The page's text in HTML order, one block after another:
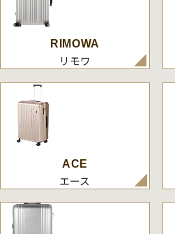
RIMOWA
リモワ
ACE
エース